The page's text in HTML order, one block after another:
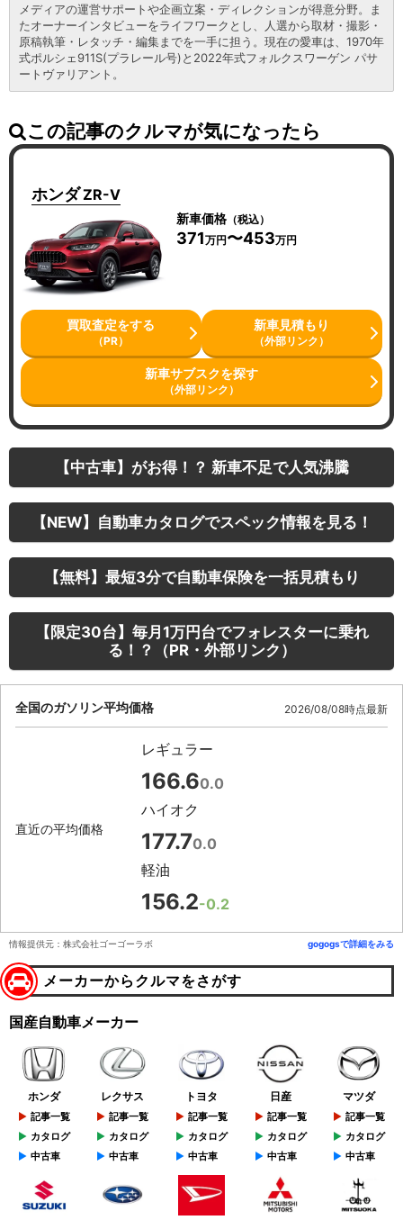
メディアの運営サポートや企画立案・ディレクションが得意分野。ま
たオーナーインタビューをライフワークとし、人選から取材・撮影・
原稿執筆・レタッチ・編集までを一手に担う。現在の愛車は、1970年
式ポルシェ911S(プラレール号)と2022年式フォルクスワーゲン パサ
ートヴァリアント。
この記事のクルマが気になったら
ホンダZR-V
新車価格（税込）
371万円〜453万円
買取査定をする
（PR）
新車見積もり
（外部リンク）
新車サブスクを探す
（外部リンク）
【中古車】がお得！？ 新車不足で人気沸騰
【NEW】自動車カタログでスペック情報を見る！
【無料】最短3分で自動車保険を一括見積もり
【限定30台】毎月1万円台でフォレスターに乗れ
る！？（PR・外部リンク）
全国のガソリン平均価格 2026/08/08時点最新
直近の平均価格
レギュラー
166.60.0
ハイオク
177.70.0
軽油
156.2-0.2
情報提供元：株式会社ゴーゴーラボ gogogsで詳細をみる
メーカーからクルマをさがす
国産自動車メーカー
ホンダ
記事一覧
カタログ
中古車
レクサス
記事一覧
カタログ
中古車
トヨタ
記事一覧
カタログ
中古車
日産
記事一覧
カタログ
中古車
マツダ
記事一覧
カタログ
中古車